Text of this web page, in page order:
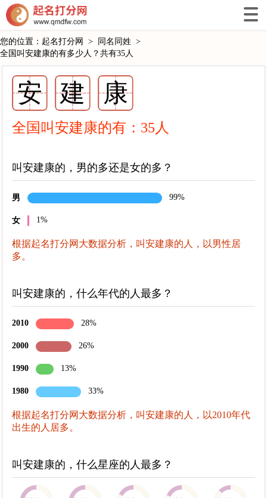
您的位置： 起名打分网 > 同名同姓 >
全国叫安建康的有多少人？共有35人
安 建 康
全国叫安建康的有： 35 人
叫安建康的，男的多还是女的多？
男 99%
女 1%
根据起名打分网大数据分析，叫安建康的人，以男性居
多。
叫安建康的，什么年代的人最多？
2010 28%
2000 26%
1990 13%
1980 33%
根据起名打分网大数据分析，叫安建康的人，以2010年代
出生的人居多。
叫安建康的，什么星座的人最多？